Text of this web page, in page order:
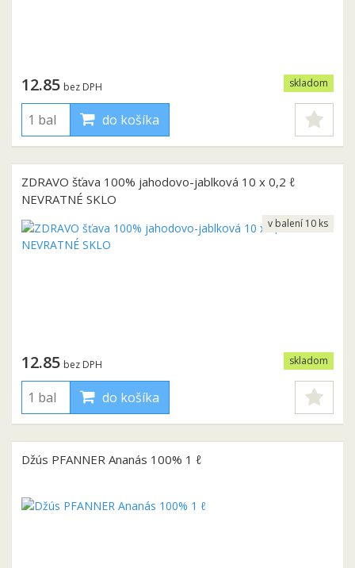
skladom
12.85 bez DPH
do košíka
ZDRAVO šťava 100% jahodovo-jablková 10 x 0,2 ℓ
NEVRATNÉ SKLO
skladom
12.85 bez DPH
do košíka
v balení 10 ks
Džús PFANNER Ananás 100% 1 ℓ